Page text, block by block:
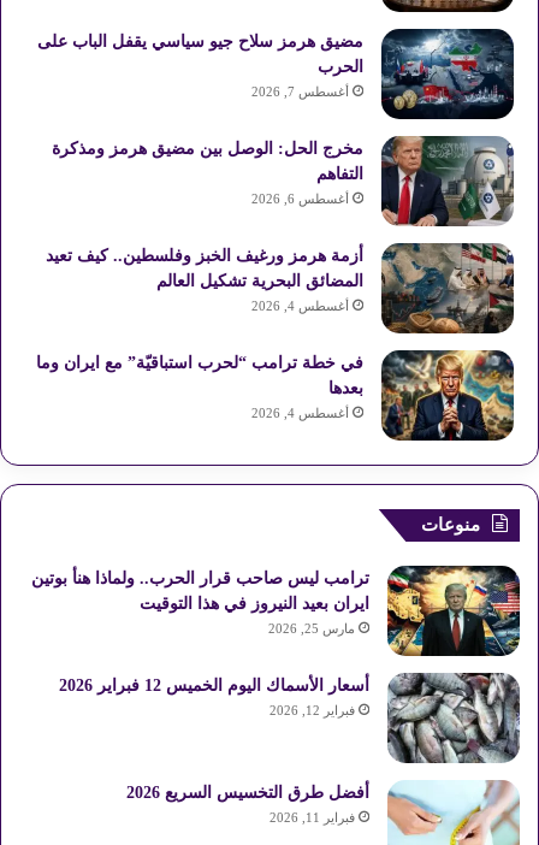
مضيق هرمز سلاح جيو سياسي يقفل الباب على
الحرب
أغسطس 7, 2026
مخرج الحل: الوصل بين مضيق هرمز ومذكرة
التفاهم
أغسطس 6, 2026
أزمة هرمز ورغيف الخبز وفلسطين.. كيف تعيد
المضائق البحرية تشكيل العالم
أغسطس 4, 2026
في خطة ترامب “لحرب استباقيّة” مع ايران وما
بعدها
أغسطس 4, 2026
منوعات
ترامب ليس صاحب قرار الحرب.. ولماذا هنأ بوتين
ايران بعيد النيروز في هذا التوقيت
مارس 25, 2026
أسعار الأسماك اليوم الخميس 12 فبراير 2026
فبراير 12, 2026
أفضل طرق التخسيس السريع 2026
فبراير 11, 2026